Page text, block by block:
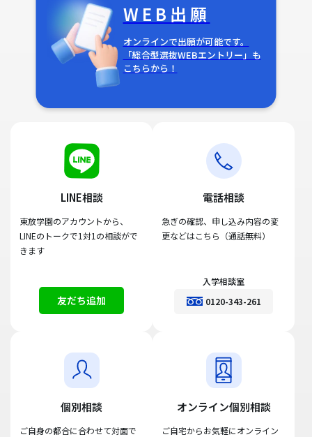
WEB出願
オンラインで出願が可能です。
「総合型選抜WEBエントリー」も
こちらから！
LINE相談
東放学園のアカウントから、
LINEのトークで1対1の相談がで
きます
友だち追加
電話相談
急ぎの確認、申し込み内容の変
更などはこちら（通話無料）
入学相談室
0120-343-261
個別相談
ご自身の都合に合わせて対面で
オンライン個別相談
ご自宅からお気軽にオンライン